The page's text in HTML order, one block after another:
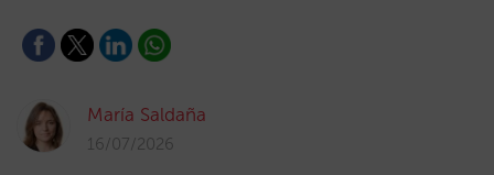
María Saldaña
16/07/2026